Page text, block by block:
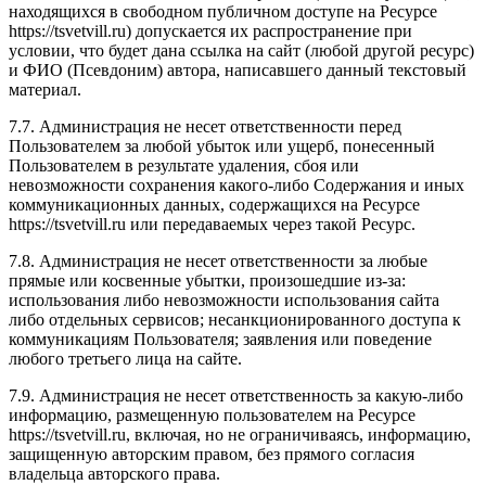
находящихся в свободном публичном доступе на Ресурсе
https://tsvetvill.ru) допускается их распространение при
условии, что будет дана ссылка на сайт (любой другой ресурс)
и ФИО (Псевдоним) автора, написавшего данный текстовый
материал.
7.7. Администрация не несет ответственности перед
Пользователем за любой убыток или ущерб, понесенный
Пользователем в результате удаления, сбоя или
невозможности сохранения какого-либо Содержания и иных
коммуникационных данных, содержащихся на Ресурсе
https://tsvetvill.ru или передаваемых через такой Ресурс.
7.8. Администрация не несет ответственности за любые
прямые или косвенные убытки, произошедшие из-за:
использования либо невозможности использования сайта
либо отдельных сервисов; несанкционированного доступа к
коммуникациям Пользователя; заявления или поведение
любого третьего лица на сайте.
7.9. Администрация не несет ответственность за какую-либо
информацию, размещенную пользователем на Ресурсе
https://tsvetvill.ru, включая, но не ограничиваясь, информацию,
защищенную авторским правом, без прямого согласия
владельца авторского права.